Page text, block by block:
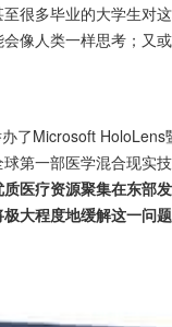
很多毕业的大学生对
像人类一样思考；又
了Microsoft HoloLens
第一部医学混合现实
医疗资源聚集在东部
大程度地缓解这一问